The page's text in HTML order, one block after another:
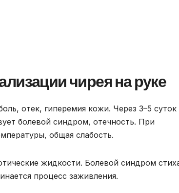
чирея на руке
отек, гиперемия кожи. Через 3–5 суток
болевой синдром, отечность. При
общая слабость.
жидкости. Болевой синдром
процесс заживления.